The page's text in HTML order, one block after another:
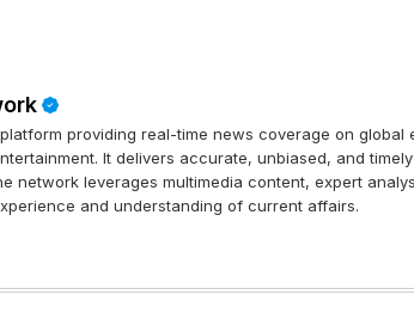
providing real-time news coverage on global
It delivers accurate, unbiased, and
network leverages multimedia content, expert
and understanding of current affairs.